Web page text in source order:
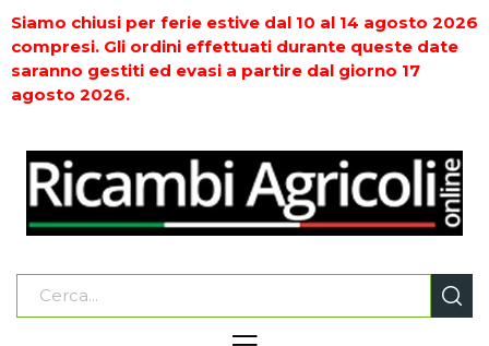
Siamo chiusi per ferie estive dal 10 al 14 agosto 2026
compresi. Gli ordini effettuati durante queste date
saranno gestiti ed evasi a partire dal giorno 17
agosto 2026.